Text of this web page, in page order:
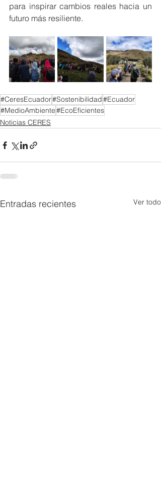
para inspirar cambios reales hacia un
futuro más resiliente.
#CeresEcuador#Sostenibilidad#Ecuador
#MedioAmbiente#EcoEficientes
Noticias CERES
Entradas recientes Ver todo